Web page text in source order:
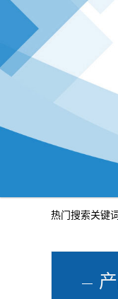
热门搜索关键词